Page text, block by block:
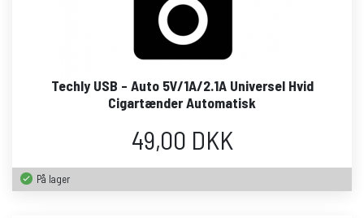
Techly USB - Auto 5V/1A/2.1A Universel Hvid
Cigartænder Automatisk
49,00 DKK
På lager